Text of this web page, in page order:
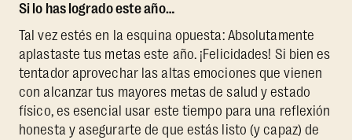
Si lo has logrado este año…
Tal vez estés en la esquina opuesta: Absolutamente
aplastaste tus metas este año. ¡Felicidades! Si bien es
tentador aprovechar las altas emociones que vienen
con alcanzar tus mayores metas de salud y estado
físico, es esencial usar este tiempo para una reflexión
honesta y asegurarte de que estás listo (y capaz) de